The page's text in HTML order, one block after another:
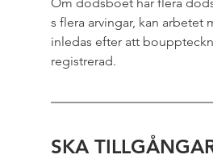
s flera arvingar, kan arbetet
inledas efter att
registrerad.
SKA